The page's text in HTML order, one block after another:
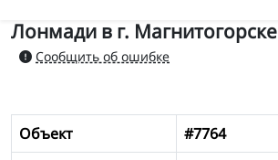
Лонмади в г. Магнитогорске
Сообщить об ошибке
Объект
#7764